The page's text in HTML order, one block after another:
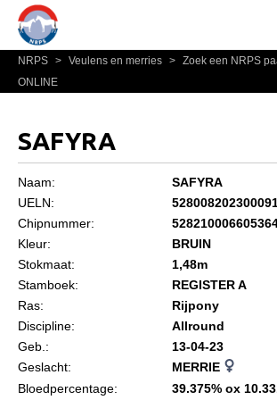
Home
Nieuws
Bestuur NRPS
Informatie
Statuten en reglementen
Algemeen
NRPS > Veulens en merries > Zoek een NRPS
ONLINE
SAFYRA
Naam:
SAFYRA
UELN:
Chipnummer:
Kleur:
BRUIN
Stokmaat:
1,48m
Stamboek:
REGISTER A
Ras:
Rijpony
Discipline:
Allround
Geb.:
13-04-23
Geslacht:
MERRIE
Bloedpercentage:
39.375% ox